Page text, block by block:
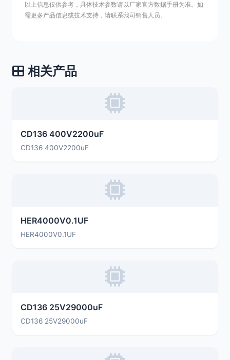
以上信息仅供参考，具体技术参数请以厂家官方数据手册为准。如
需更多产品信息或技术支持，请联系我司销售人员。
相关产品
CD136 400V2200uF
CD136 400V2200uF
HER4000V0.1UF
HER4000V0.1UF
CD136 25V29000uF
CD136 25V29000uF